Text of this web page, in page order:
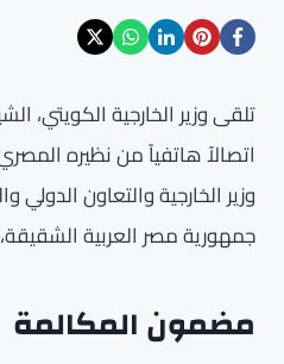
تلقى وزير الخارجية الكويتي،
اتصالاً هاتفياً من نظيره
وزير الخارجية والتعاون الدولي
جمهورية مصر العربية
مضمون المكالمة